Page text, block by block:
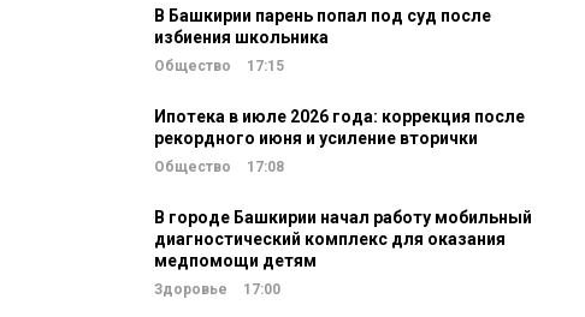
В Башкирии парень попал под суд после
избиения школьника
Общество 17:15
Ипотека в июле 2026 года: коррекция после
рекордного июня и усиление вторички
Общество 17:08
В городе Башкирии начал работу мобильный
диагностический комплекс для оказания
медпомощи детям
Здоровье 17:00